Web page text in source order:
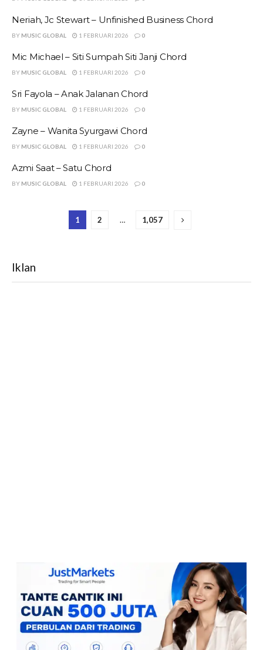
Neriah, Jc Stewart – Unfinished Business Chord
BY MUSIC GLOBAL 1 FEBRUARI 2026 0
Mic Michael – Siti Sumpah Siti Janji Chord
BY MUSIC GLOBAL 1 FEBRUARI 2026 0
Sri Fayola – Anak Jalanan Chord
BY MUSIC GLOBAL 1 FEBRUARI 2026 0
Zayne – Wanita Syurgawi Chord
BY MUSIC GLOBAL 1 FEBRUARI 2026 0
Azmi Saat – Satu Chord
BY MUSIC GLOBAL 1 FEBRUARI 2026 0
1 2 … 1,057
Iklan